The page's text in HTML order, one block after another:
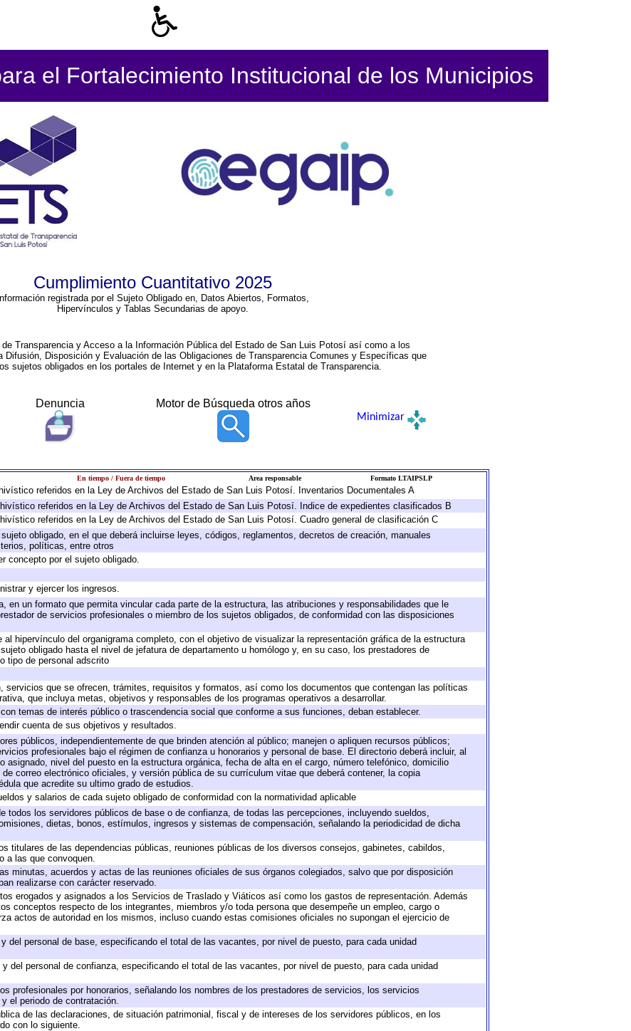
el Fortalecimiento Institucional de los Municipios
Cumplimiento Cuantitativo 2025
Información registrada por el Sujeto Obligado en, Datos Abiertos, Formatos,
Hipervínculos y Tablas Secundarias de apoyo.
Transparencia y Acceso a la Información Pública del Estado de San Luis Potosí así como a los
Difusión, Disposición y Evaluación de las Obligaciones de Transparencia Comunes y Específicas que
sujetos obligados en los portales de Internet y en la Plataforma Estatal de Transparencia.
Denuncia Motor de Búsqueda otros años
Minimizar
En tiempo / Fuera de tiempo Area responsable Formato LTAIPSLP
referidos en la Ley de Archivos del Estado de San Luis Potosí. Inventarios Documentales A
referidos en la Ley de Archivos del Estado de San Luis Potosí. Indice de expedientes clasificados B
referidos en la Ley de Archivos del Estado de San Luis Potosí. Cuadro general de clasificación C
obligado, en el que deberá incluirse leyes, códigos, reglamentos, decretos de creación, manuales
políticas, entre otros
concepto por el sujeto obligado.
y ejercer los ingresos.
en un formato que permita vincular cada parte de la estructura, las atribuciones y responsabilidades que le
de servicios profesionales o miembro de los sujetos obligados, de conformidad con las disposiciones
hipervínculo del organigrama completo, con el objetivo de visualizar la representación gráfica de la estructura
obligado hasta el nivel de jefatura de departamento u homólogo y, en su caso, los prestadores de
tipo de personal adscrito
servicios que se ofrecen, trámites, requisitos y formatos, así como los documentos que contengan las políticas
que incluya metas, objetivos y responsables de los programas operativos a desarrollar.
temas de interés público o trascendencia social que conforme a sus funciones, deban establecer.
cuenta de sus objetivos y resultados.
públicos, independientemente de que brinden atención al público; manejen o apliquen recursos públicos;
profesionales bajo el régimen de confianza u honorarios y personal de base. El directorio deberá incluir, al
asignado, nivel del puesto en la estructura orgánica, fecha de alta en el cargo, número telefónico, domicilio
correo electrónico oficiales, y versión pública de su currículum vitae que deberá contener, la copia
que acredite su ultimo grado de estudios.
y salarios de cada sujeto obligado de conformidad con la normatividad aplicable
todos los servidores públicos de base o de confianza, de todas las percepciones, incluyendo sueldos,
dietas, bonos, estímulos, ingresos y sistemas de compensación, señalando la periodicidad de dicha
titulares de las dependencias públicas, reuniones públicas de los diversos consejos, gabinetes, cabildos,
a las que convoquen.
minutas, acuerdos y actas de las reuniones oficiales de sus órganos colegiados, salvo que por disposición
realizarse con carácter reservado.
erogados y asignados a los Servicios de Traslado y Viáticos así como los gastos de representación. Además
conceptos respecto de los integrantes, miembros y/o toda persona que desempeñe un empleo, cargo o
actos de autoridad en los mismos, incluso cuando estas comisiones oficiales no supongan el ejercicio de
del personal de base, especificando el total de las vacantes, por nivel de puesto, para cada unidad
del personal de confianza, especificando el total de las vacantes, por nivel de puesto, para cada unidad
profesionales por honorarios, señalando los nombres de los prestadores de servicios, los servicios
el periodo de contratación.
de las declaraciones, de situación patrimonial, fiscal y de intereses de los servidores públicos, en los
con lo siguiente.